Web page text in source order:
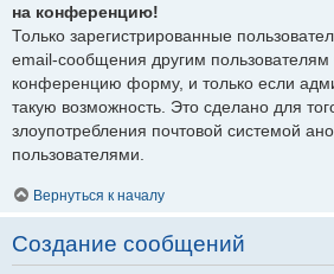
на конференцию!
Только зарегистрированные
email-сообщения другим пользователям
конференцию форму, и только если
такую возможность. Это сделано для
злоупотребления почтовой системой
пользователями.
Вернуться к началу
Создание сообщений